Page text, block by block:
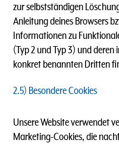
zur selbstständigen
Anleitung deines Browsers
Informationen zu
(Typ 2 und Typ 3) und
konkret benannten Dritten
2.5) Besondere Cookies
Unsere Website verwendet
Marketing-Cookies, die